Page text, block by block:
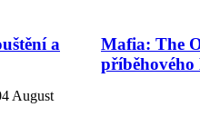
a
August
Mafia: The